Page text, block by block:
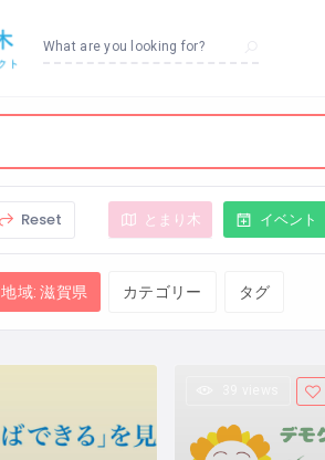
What are you looking for?
Reset とまり木 イベント
地域: 滋賀県 カテゴリー タグ